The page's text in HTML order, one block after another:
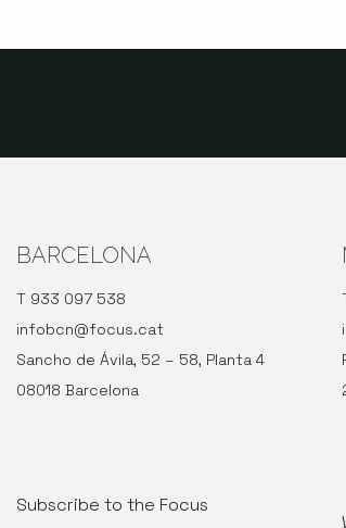
BARCELONA
T 933 097 538
infobcn@focus.cat
Sancho de Ávila, 52 – 58, Planta 4
08018 Barcelona
Subscribe to the Focus